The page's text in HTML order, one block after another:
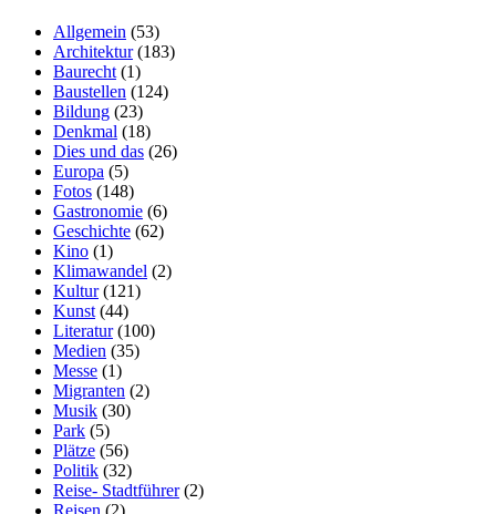
Allgemein (53)
Architektur(183)
Baurecht (1)
Baustellen (124)
Bildung (23)
Denkmal (18)
Dies und das (26)
Europa (5)
Fotos (148)
Gastronomie (6)
Geschichte (62)
Kino (1)
Klimawandel (2)
Kultur(121)
Kunst (44)
Literatur(100)
Medien (35)
Messe (1)
Migranten (2)
Musik (30)
Park (5)
Plätze (56)
Politik (32)
Reise- Stadtführer(2)
Reisen (2)